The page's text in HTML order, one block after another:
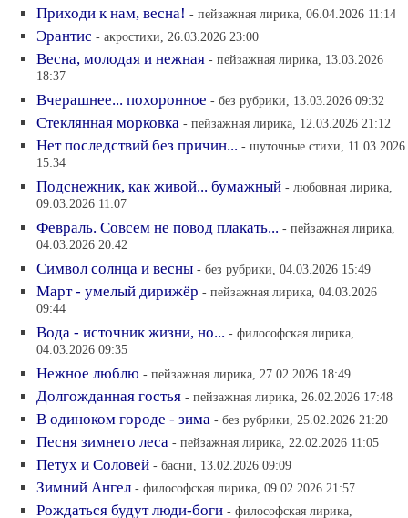
Приходи к нам, весна! - пейзажная лирика, 06.04.2026 11:14
Эрантис - акростихи, 26.03.2026 23:00
Весна, молодая и нежная - пейзажная лирика, 13.03.2026
18:37
Вчерашнее... похоронное - без рубрики, 13.03.2026 09:32
Стеклянная морковка - пейзажная лирика, 12.03.2026 21:12
Нет последствий без причин... - шуточные стихи, 11.03.2026
15:34
Подснежник, как живой... бумажный - любовная лирика,
09.03.2026 11:07
Февраль. Совсем не повод плакать... - пейзажная лирика,
04.03.2026 20:42
Символ солнца и весны - без рубрики, 04.03.2026 15:49
Март - умелый дирижёр - пейзажная лирика, 04.03.2026
09:44
Вода - источник жизни, но... - философская лирика,
04.03.2026 09:35
Нежное люблю - пейзажная лирика, 27.02.2026 18:49
Долгожданная гостья - пейзажная лирика, 26.02.2026 17:48
В одиноком городе - зима - без рубрики, 25.02.2026 21:20
Песня зимнего леса - пейзажная лирика, 22.02.2026 11:05
Петух и Соловей - басни, 13.02.2026 09:09
Зимний Ангел - философская лирика, 09.02.2026 21:57
Рождаться будут люди-боги - философская лирика,